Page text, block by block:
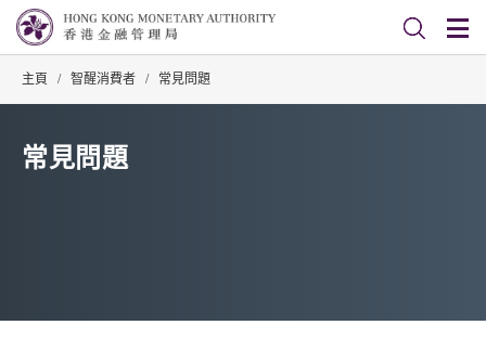
主頁 / 智醒消費者 / 常見問題
常見問題